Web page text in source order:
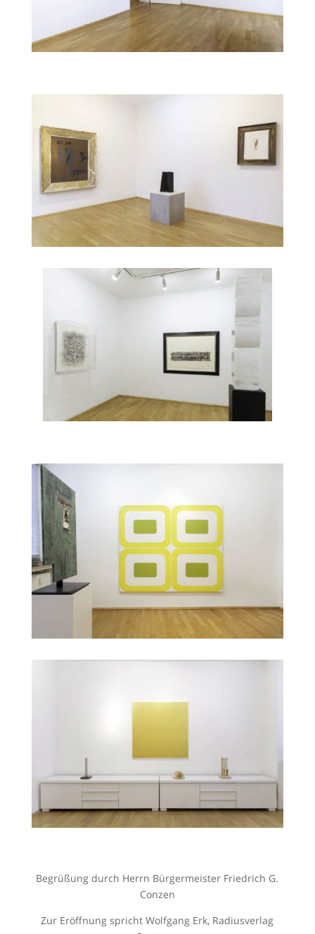
Begrüßung durch Herrn Bürgermeister Friedrich G.
Conzen
Zur Eröffnung spricht Wolfgang Erk, Radiusverlag